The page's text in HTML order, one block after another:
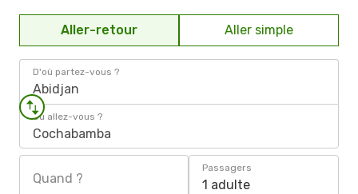
Aller-retour Aller simple
D'où partez-vous ?
Abidjan
Où allez-vous ?
Cochabamba
Quand ?
Passagers
1 adulte